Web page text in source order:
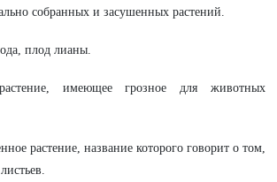
собранных и засушенных растений.
плод лианы.
растение, имеющее грозное для животных
растение, название которого говорит о том,